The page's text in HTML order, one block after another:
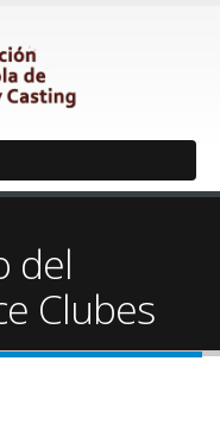
del
Clubes